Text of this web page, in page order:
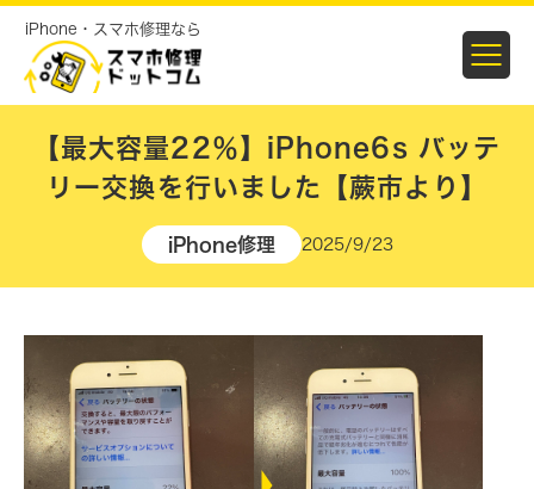
iPhone・スマホ修理なら
【最大容量22％】iPhone6s バッテ
リー交換を行いました【蕨市より】
iPhone修理 2025/9/23